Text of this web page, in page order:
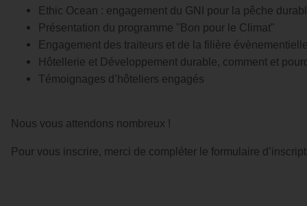
Ethic Ocean : engagement du GNI pour la pêche
Présentation du programme "Bon pour le Climat"
Engagement des traiteurs et de la filière
Hôtellerie et Développement durable, comment et
Témoignages d’hôteliers engagés
Nous vous attendons nombreux !
Pour vous inscrire, merci de compléter le formulaire